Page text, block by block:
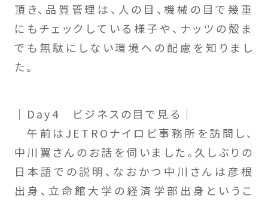
頂き、品質管理は、人の目、機械の目で幾重
にもチェックしている様子や、ナッツの殻ま
でも無駄にしない環境への配慮を知りまし
た。
｜Day4 ビジネスの目で見る｜
午前はJETROナイロビ事務所を訪問し、
中川翼さんのお話を伺いました。久しぶりの
日本語での説明、なおかつ中川さんは彦根
出身、立命館大学の経済学部出身というこ